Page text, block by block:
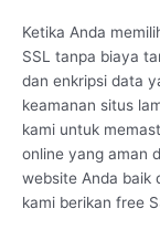
Ketika Anda
SSL tanpa biaya
dan enkripsi data
keamanan situs
kami untuk
online yang aman
website Anda baik
kami berikan free